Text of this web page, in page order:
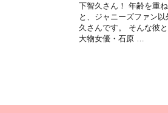
下智久さん！ 年齢を重
と、ジャニーズファン
久さんです。 そんな彼
大物女優・石原 …